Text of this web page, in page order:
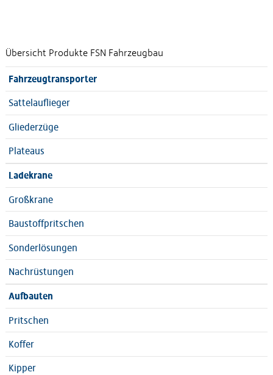
Übersicht Produkte FSN Fahrzeugbau
Fahrzeugtransporter
Sattelauflieger
Gliederzüge
Plateaus
Ladekrane
Großkrane
Baustoffpritschen
Sonderlösungen
Nachrüstungen
Aufbauten
Pritschen
Koffer
Kipper